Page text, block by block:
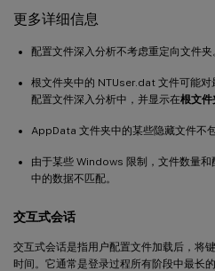
更多详细信息
配置文件深入分析不考虑重定向文件夹
根文件夹中的 NTUser.dat 文件可能
配置文件深入分析中，并显示在根文件
AppData 文件夹中的某些隐藏文件不
由于某些 Windows 限制，文件数量
中的数据不匹配。
交互式会话
交互式会话是指用户配置文件加载后，将
时间。它通常是登录过程所有阶段中最长